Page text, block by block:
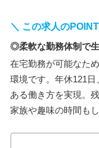
＼ この求人の
◎柔軟な勤務体制で生
在宅勤務が可能なた
環境です。年休121
ある働き方を実現。
家族や趣味の時間も